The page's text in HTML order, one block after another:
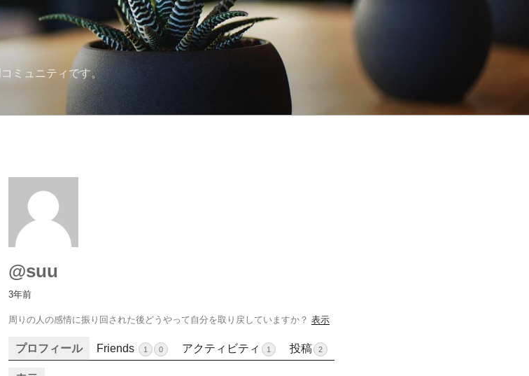
ミュニティです。
@suu
3年前
周りの人の感情に振り回された後どうやって自分を取り戻していますか？ 表示
プロフィール Friends 1 0 アクティビティ 1 投稿 2